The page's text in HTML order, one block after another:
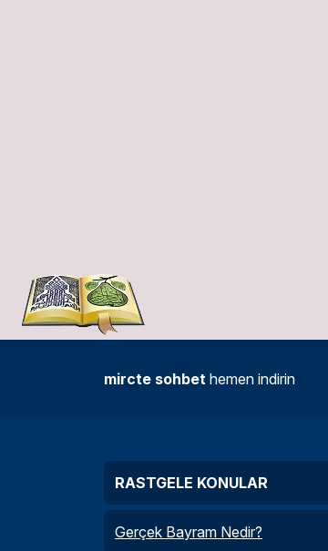
mircte sohbet hemen indirin
RASTGELE KONULAR
Gerçek Bayram Nedir?